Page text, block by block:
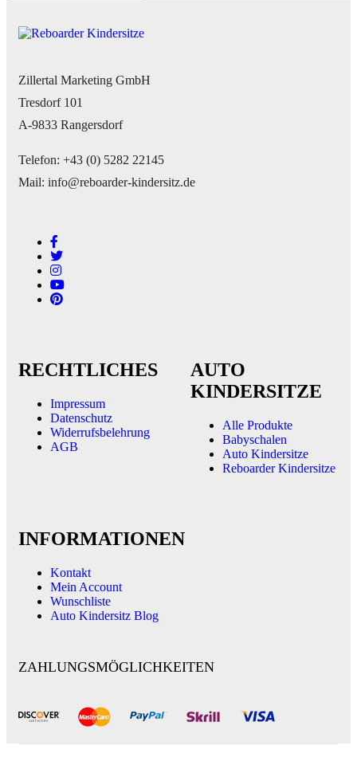
Zillertal Marketing GmbH
Tresdorf 101
A-9833 Rangersdorf
Telefon: +43 (0) 5282 22145
Mail: info@reboarder-kindersitz.de
RECHTLICHES
Impressum
Datenschutz
Widerrufsbelehrung
AGB
AUTO
KINDERSITZE
Alle Produkte
Babyschalen
Auto Kindersitze
Reboarder Kindersitze
INFORMATIONEN
Kontakt
Mein Account
Wunschliste
Auto Kindersitz Blog
ZAHLUNGSMÖGLICHKEITEN